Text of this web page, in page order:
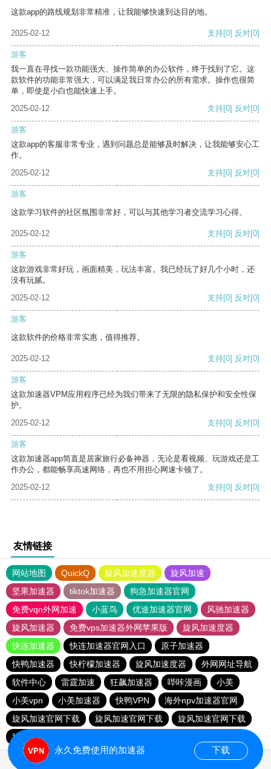
这款app的路线规划非常精准，让我能够快速到达目的地。
2025-02-12 支持[0] 反对[0]
游客
我一直在寻找一款功能强大、操作简单的办公软件，终于找到了它。这
款软件的功能非常强大，可以满足我日常办公的所有需求。操作也很简
单，即使是小白也能快速上手。
2025-02-12
支持[0] 反对[0]
游客
这款app的客服非常专业，遇到问题总是能够及时解决，让我能够安心工
作。
2025-02-12
支持[0] 反对[0]
游客
这款学习软件的社区氛围非常好，可以与其他学习者交流学习心得。
2025-02-12 支持[0] 反对[0]
游客
这款游戏非常好玩，画面精美，玩法丰富。我已经玩了好几个小时，还
没有玩腻。
2025-02-12
支持[0] 反对[0]
游客
这款软件的价格非常实惠，值得推荐。
2025-02-12 支持[0] 反对[0]
游客
这款加速器VPM应用程序已经为我们带来了无限的隐私保护和安全性保
护。
2025-02-12
支持[0] 反对[0]
游客
这款加速器app简直是居家旅行必备神器，无论是看视频、玩游戏还是工
作办公，都能畅享高速网络，再也不用担心网速卡顿了。
2025-02-12
支持[0] 反对[0]
友情链接
网站地图 QuickQ 旋风加速度器
旋风加速
坚果加速器
tiktok加速器
狗急加速器官网
免费vqn外网加速
小蓝鸟 优途加速器官网
风驰加速器
旋风加速器
免费vps加速器外网苹果版
旋风加速度器
快连加速器
快连加速器官网入口
原子加速器
快鸭加速器
快柠檬加速器 旋风加速度器
外网网址导航
软件中心
雷霆加速 狂飙加速器 哔咔漫画
小美
小美vpn
小美加速器 快鸭VPN
海外npv加速器官网
旋风加速官网下载
旋风加速官网下载
旋风加速官网下载
旋风加速官网下载
永久免费使用的加速器 下载